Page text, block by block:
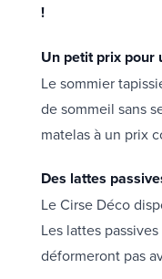
!
Un petit prix pour
Le sommier
de sommeil sans
matelas à un prix
Des lattes
Le Cirse Déco
Les lattes
déformeront pas